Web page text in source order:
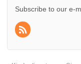
Subscribe to our e-